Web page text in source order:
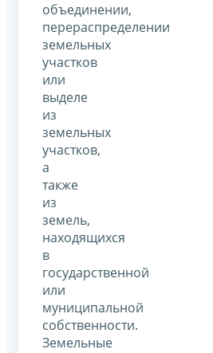
объединении,
перераспределении
земельных
участков
или
выделе
из
земельных
участков,
а
также
из
земель,
находящихся
в
государственной
или
муниципальной
собственности.
Земельные